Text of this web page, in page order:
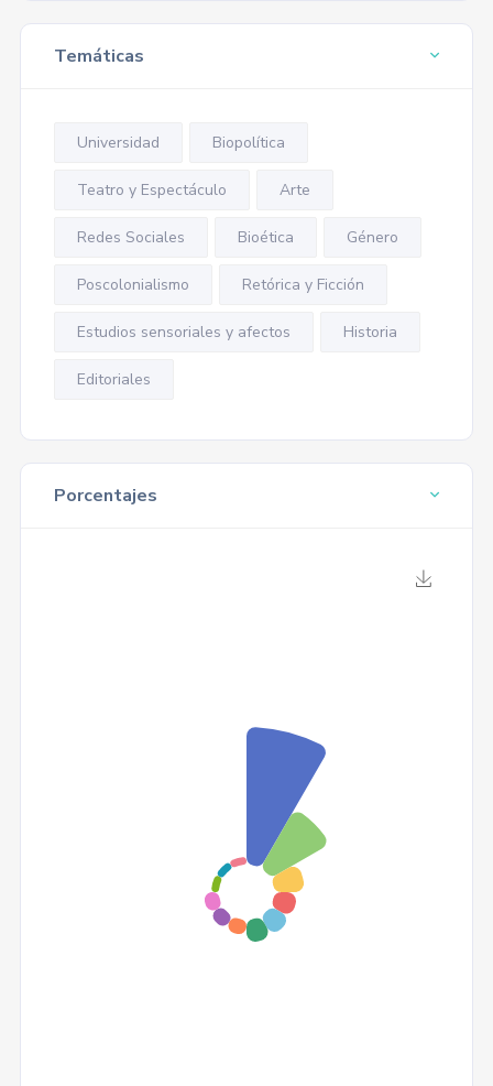
Temáticas
Universidad Biopolítica
Teatro y Espectáculo Arte
Redes Sociales Bioética Género
Poscolonialismo Retórica y Ficción
Estudios sensoriales y afectos Historia
Editoriales
Porcentajes